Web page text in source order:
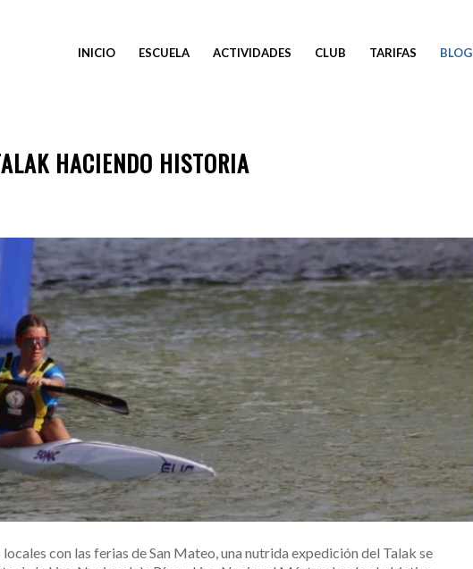
INICIO ESCUELA ACTIVIDADES CLUB TARIFAS BLOG
HACIENDO HISTORIA
con las ferias de San Mateo, una nutrida expedición del Talak se